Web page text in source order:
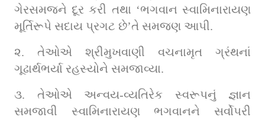
ગેરસમજને દૂર કરી તથા ‘ભગવાન સ્વામિનારાયણ
મૂર્તિરૂપે સદાય પ્રગટ છે’તે સમજણ આપી.
૨. તેઓએ શ્રીમુખવાણી વચનામૃત ગ્રંથનાં
ગૂઢાર્થભર્યા રહસ્યોને સમજાવ્યા.
૩. તેઓએ અન્વય-વ્યતિરેક સ્વરૂપનું જ્ઞાન
સમજાવી સ્વામિનારાયણ ભગવાનને સર્વોપરી